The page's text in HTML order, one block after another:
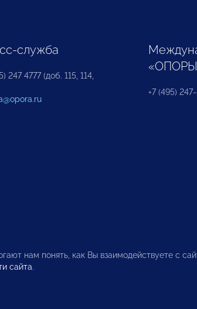
служба
247 4777 (доб. 115, 114,
+7 (495)
нам понять, как Вы взаимодействуете с
сайта.